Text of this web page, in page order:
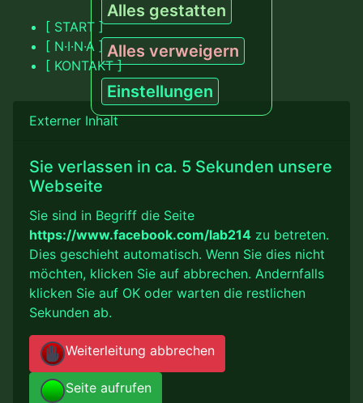
[ START ]
[ N·I·N·A ]
[ KONTAKT ]
Alles gestatten
Alles verweigern
Einstellungen
Externer Inhalt
Sie verlassen in ca. 5 Sekunden unsere
Webseite
Sie sind in Begriff die Seite
https://www.facebook.com/lab214 zu betreten.
Dies geschieht automatisch. Wenn Sie dies nicht
möchten, klicken Sie auf abbrechen. Andernfalls
klicken Sie auf OK oder warten die restlichen
Sekunden ab.
Weiterleitung abbrechen
Seite aufrufen